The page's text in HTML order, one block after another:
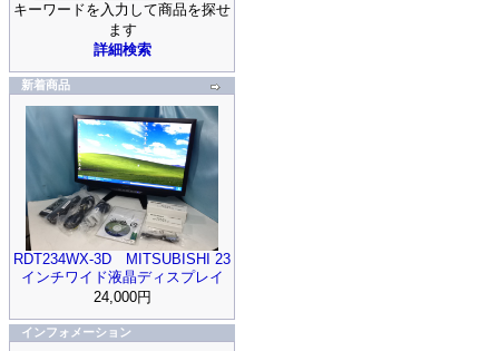
キーワードを入力して商品を探せ
ます
詳細検索
新着商品
RDT234WX-3D MITSUBISHI 23
インチワイド液晶ディスプレイ
24,000円
インフォメーション